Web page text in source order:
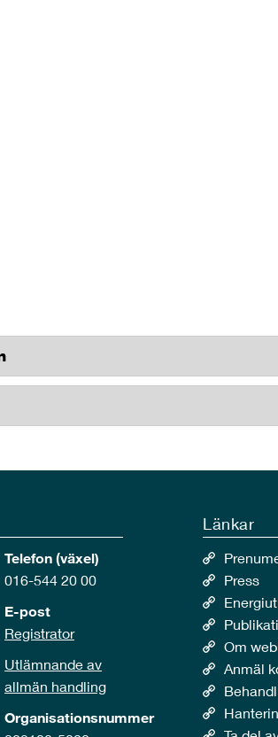
Telefon (växel)
016-544 20 00
E-post
Registrator
Utlämnande av
allmän handling
Organisationsnummer
Länkar
Press
Om
Anmäl